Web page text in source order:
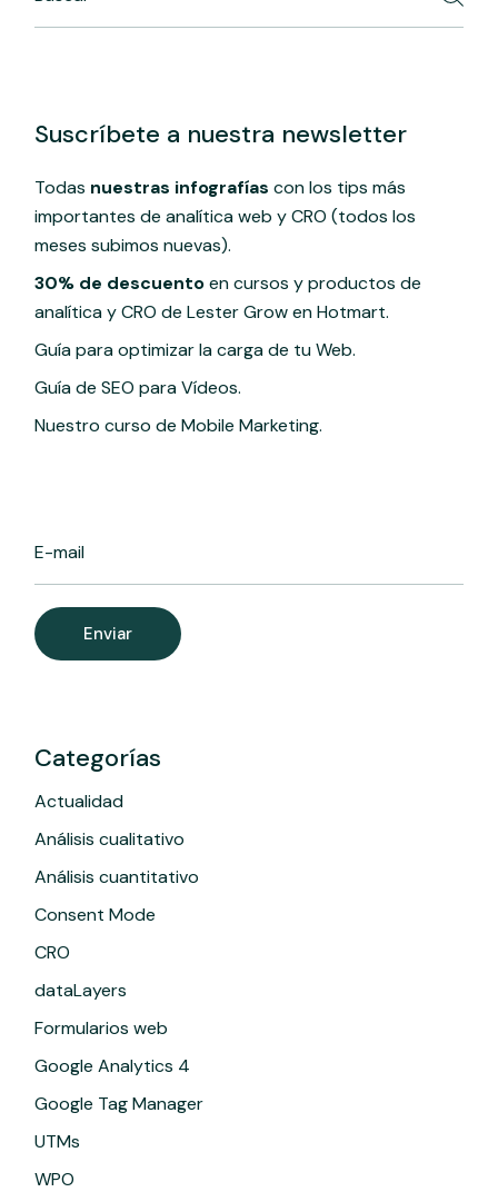
Suscríbete a nuestra newsletter
Todas nuestras infografías con los tips más
importantes de analítica web y CRO (todos los
meses subimos nuevas).
30% de descuentoen cursos y productos de
analítica y CRO de Lester Grow en Hotmart.
Guía para optimizar la carga de tu Web.
Guía de SEO para Vídeos.
Nuestro curso de Mobile Marketing.
Enviar
Categorías
Actualidad
Análisis cualitativo
Análisis cuantitativo
Consent Mode
CRO
dataLayers
Formularios web
Google Analytics 4
Google Tag Manager
UTMs
WPO